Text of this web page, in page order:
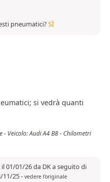
pneumatici?SÌ
si vedrà quanti
Veicolo: Audi A4 B8 - Chilometri
01/01/26 da DK a seguito di
11/25- vedere l'originale